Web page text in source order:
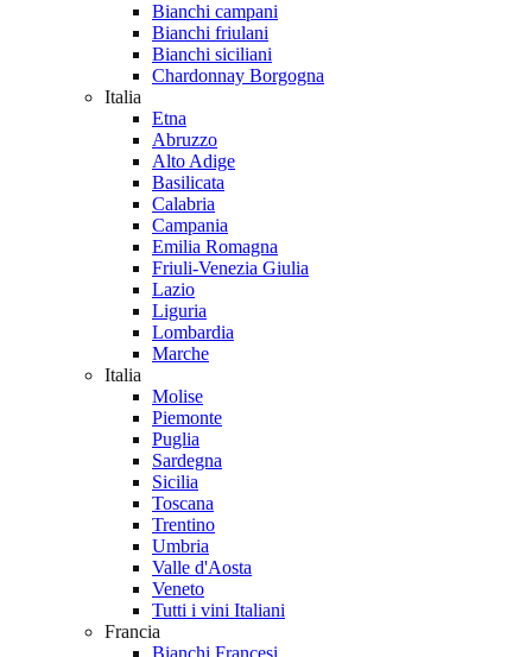
Bianchi campani
Bianchi friulani
Bianchi siciliani
Chardonnay Borgogna
Italia
Etna
Abruzzo
Alto Adige
Basilicata
Calabria
Campania
Emilia Romagna
Friuli-Venezia Giulia
Lazio
Liguria
Lombardia
Marche
Italia
Molise
Piemonte
Puglia
Sardegna
Sicilia
Toscana
Trentino
Umbria
Valle d'Aosta
Veneto
Tutti i vini Italiani
Francia